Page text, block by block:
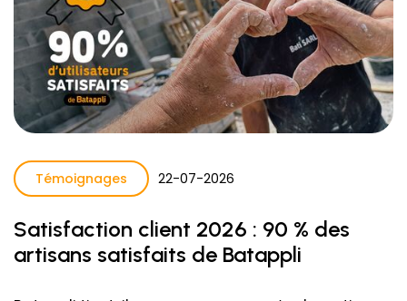
Témoignages 22-07-2026
Satisfaction client 2026 : 90 % des
artisans satisfaits de Batappli